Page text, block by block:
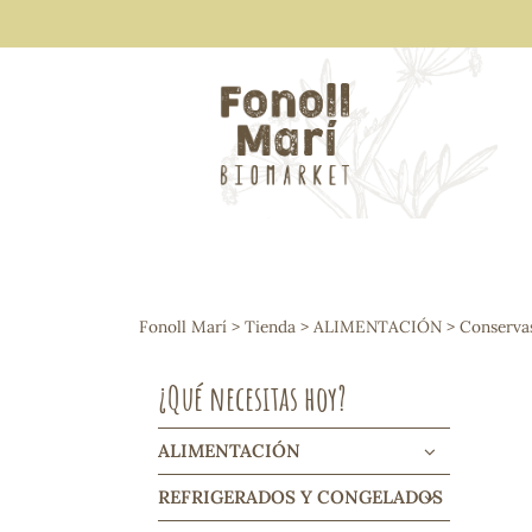
Arroces y legumbres
Frutos secos y snacks
Cereales, mueslis, hinchados y
Galletas y dulces
Vinos y cavas
Condimentos y salsas
Harinas y sémolas
Pasta
Fonoll Marí > Tienda > ALIMENTACIÓN >
¿Qué necesitas hoy?
ALIMENTACIÓN
REFRIGERADOS Y CONGELADOS